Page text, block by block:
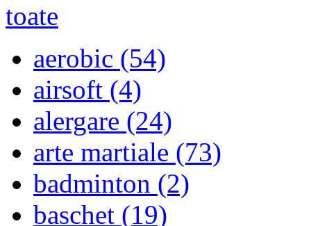
toate
aerobic (54)
airsoft (4)
alergare (24)
arte martiale (73)
badminton (2)
baschet (19)